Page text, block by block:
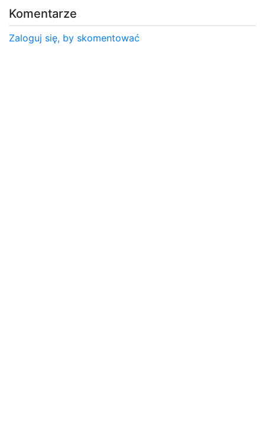
Komentarze
Zaloguj się, by skomentować